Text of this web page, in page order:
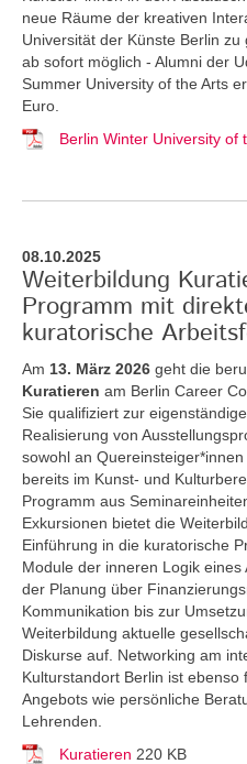
neue Räume der kreativen
Universität der Künste Berlin
ab sofort möglich - Alumni der
Summer University of the Arts
Euro.
Berlin Winter University of
08.10.2025
Weiterbildung
Programm mit
kuratorische
Am 13. März 2026 geht die
Kuratieren am Berlin Career
Sie qualifiziert zur
Realisierung von
sowohl an
bereits im Kunst- und
Programm aus
Exkursionen bietet die
Einführung in die kuratorische
Module der inneren Logik eines
der Planung über
Kommunikation bis zur
Weiterbildung aktuelle
Diskurse auf. Networking am
Kulturstandort Berlin ist ebenso
Angebots wie persönliche
Lehrenden.
Kuratieren 220 KB